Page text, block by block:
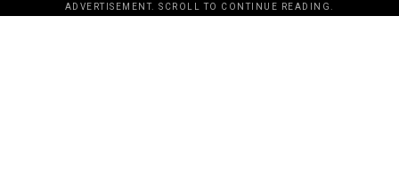
ADVERTISEMENT. SCROLL TO CONTINUE READING.